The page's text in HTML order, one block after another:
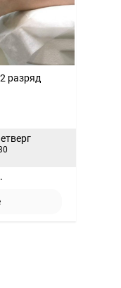
разряд